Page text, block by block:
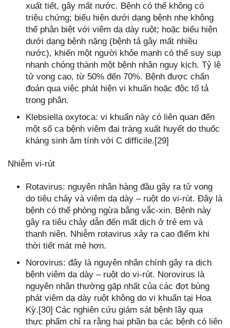
xuất tiết, gây mất nước. Bệnh có thể không có
triệu chứng; biểu hiện dưới dạng bệnh nhẹ không
thể phân biệt với viêm dạ dày ruột; hoặc biểu hiện
dưới dạng bệnh nặng (bệnh tả gây mất nhiều
nước), khiến một người khỏe mạnh có thể suy sụp
nhanh chóng thành một bệnh nhân nguy kịch. Tỷ lệ
tử vong cao, từ 50% đến 70%. Bệnh được chẩn
đoán qua việc phát hiện vi khuẩn hoặc độc tố tả
trong phân.
Klebsiella oxytoca: vi khuẩn này có liên quan đến
một số ca bệnh viêm đại tràng xuất huyết do thuốc
kháng sinh âm tính với C difficile.[29]
Nhiễm vi-rút
Rotavirus: nguyên nhân hàng đầu gây ra tử vong
do tiêu chảy và viêm dạ dày – ruột do vi-rút. Đây là
bệnh có thể phòng ngừa bằng vắc-xin. Bệnh này
gây ra tiêu chảy dẫn đến mất dịch ở trẻ em và
thanh niên. Nhiễm rotavirus xảy ra cao điểm khi
thời tiết mát mẻ hơn.
Norovirus: đây là nguyên nhân chính gây ra dịch
bệnh viêm dạ dày – ruột do vi-rút. Norovirus là
nguyên nhân thường gặp nhất của các đợt bùng
phát viêm dạ dày ruột không do vi khuẩn tại Hoa
Kỳ.[30] Các nghiên cứu giám sát bệnh lây qua
thực phẩm chỉ ra rằng hai phần ba các bệnh có liên